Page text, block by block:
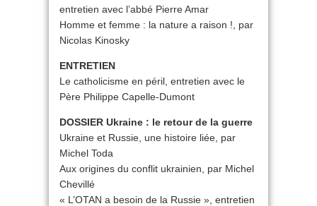
entretien avec l’abbé Pierre Amar
Homme et femme : la nature a raison !, par
Nicolas Kinosky
ENTRETIEN
Le catholicisme en péril, entretien avec le
Père Philippe Capelle-Dumont
DOSSIER Ukraine : le retour de la guerre
Ukraine et Russie, une histoire liée, par
Michel Toda
Aux origines du conflit ukrainien, par Michel
Chevillé
« L’OTAN a besoin de la Russie », entretien